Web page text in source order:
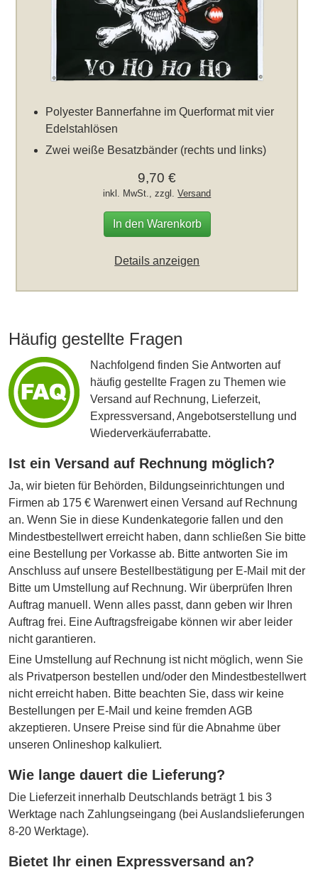
Polyester Bannerfahne im Querformat mit vier
Edelstahlösen
Zwei weiße Besatzbänder (rechts und links)
9,70 €
inkl. MwSt., zzgl.Versand
In den Warenkorb
Details anzeigen
Häufig gestellte Fragen
Nachfolgend finden Sie Antworten auf
häufig gestellte Fragen zu Themen wie
Versand auf Rechnung, Lieferzeit,
Expressversand, Angebotserstellung und
Wiederverkäuferrabatte.
Ist ein Versand auf Rechnung möglich?
Ja, wir bieten für Behörden, Bildungseinrichtungen und
Firmen ab 175 € Warenwert einen Versand auf Rechnung
an. Wenn Sie in diese Kundenkategorie fallen und den
Mindestbestellwert erreicht haben, dann schließen Sie bitte
eine Bestellung per Vorkasse ab. Bitte antworten Sie im
Anschluss auf unsere Bestellbestätigung per E-Mail mit der
Bitte um Umstellung auf Rechnung. Wir überprüfen Ihren
Auftrag manuell. Wenn alles passt, dann geben wir Ihren
Auftrag frei. Eine Auftragsfreigabe können wir aber leider
nicht garantieren.
Eine Umstellung auf Rechnung ist nicht möglich, wenn Sie
als Privatperson bestellen und/oder den Mindestbestellwert
nicht erreicht haben. Bitte beachten Sie, dass wir keine
Bestellungen per E-Mail und keine fremden AGB
akzeptieren. Unsere Preise sind für die Abnahme über
unseren Onlineshop kalkuliert.
Wie lange dauert die Lieferung?
Die Lieferzeit innerhalb Deutschlands beträgt 1 bis 3
Werktage nach Zahlungseingang (bei Auslandslieferungen
8-20 Werktage).
Bietet Ihr einen Expressversand an?